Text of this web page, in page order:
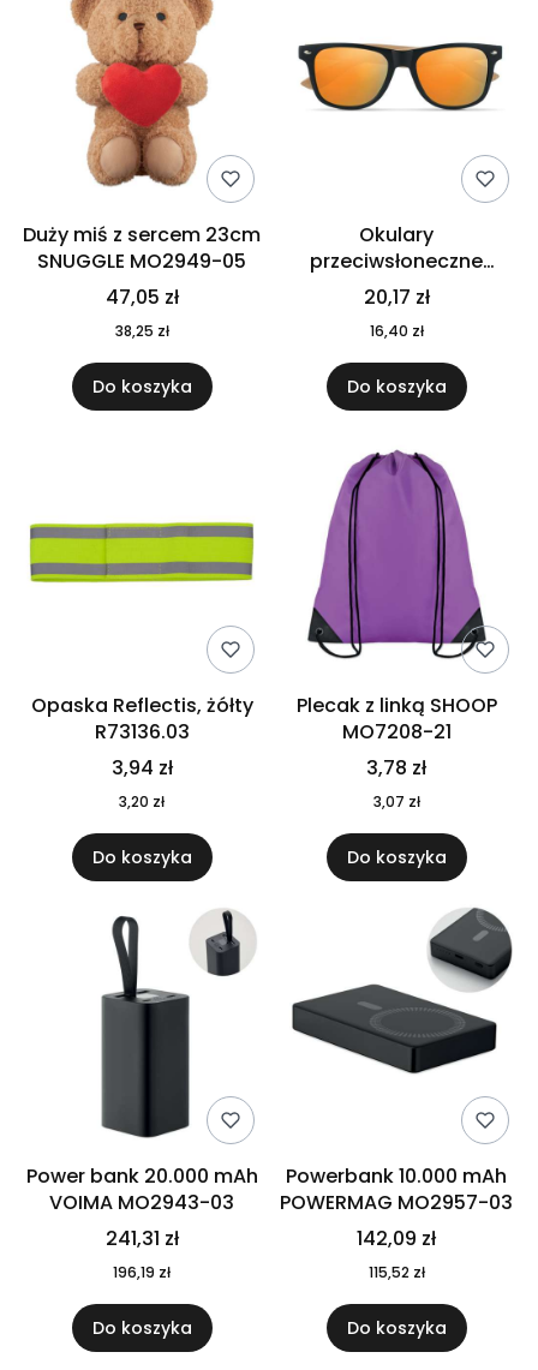
Duży miś z sercem 23cm
SNUGGLE MO2949-05
47,05 zł
38,25 zł
Do koszyka
Okulary
przeciwsłoneczne
CALIFORNIA TOUCH
MO9617-10
20,17 zł
16,40 zł
Do koszyka
Opaska Reflectis, żółty
R73136.03
3,94 zł
3,20 zł
Do koszyka
Plecak z linką SHOOP
MO7208-21
3,78 zł
3,07 zł
Do koszyka
Power bank 20.000 mAh
VOIMA MO2943-03
241,31 zł
196,19 zł
Do koszyka
Powerbank 10.000 mAh
POWERMAG MO2957-03
142,09 zł
115,52 zł
Do koszyka